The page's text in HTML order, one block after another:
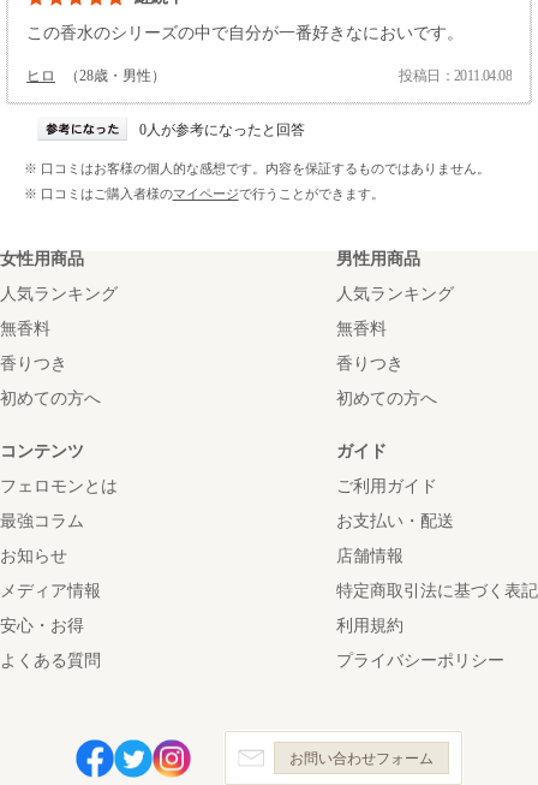
この香水のシリーズの中で自分が一番好きなにおいです。
ヒロ （28歳・男性） 投稿日：2011.04.08
0人が参考になったと回答
※ 口コミはお客様の個人的な感想です。内容を保証するものではありません。
※ 口コミはご購入者様のマイページで行うことができます。
女性用商品
人気ランキング
無香料
香りつき
初めての方へ
男性用商品
人気ランキング
無香料
香りつき
初めての方へ
コンテンツ
フェロモンとは
最強コラム
お知らせ
メディア情報
安心・お得
よくある質問
ガイド
ご利用ガイド
お支払い・配送
店舗情報
特定商取引法に基づく表記
利用規約
プライバシーポリシー
お問い合わせフォーム